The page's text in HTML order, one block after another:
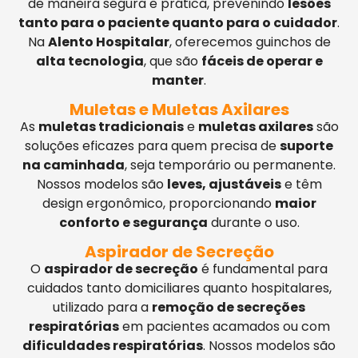
tanto para o paciente quanto para o cuidador.
NaAlento Hospitalar, oferecemos guinchos de
alta tecnologia, que são fáceis de operar e
manter.
Muletas e Muletas Axilares
As muletas tradicionaise muletas axilaressão
soluções eficazes para quem precisa desuporte
na caminhada, seja temporário ou permanente.
Nossos modelos são leves, ajustáveise têm
design ergonômico, proporcionando maior
conforto e segurança durante o uso.
Aspirador de Secreção
O aspirador de secreção é fundamental para
cuidados tanto domiciliares quanto hospitalares,
utilizado para a remoção de secreções
respiratóriasem pacientes acamados ou com
dificuldades respiratórias. Nossos modelos são